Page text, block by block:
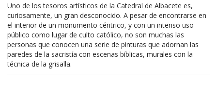
Uno de los tesoros artísticos de la Catedral de Albacete es,
curiosamente, un gran desconocido. A pesar de encontrarse en
el interior de un monumento céntrico, y con un intenso uso
público como lugar de culto católico, no son muchas las
personas que conocen una serie de pinturas que adornan las
paredes de la sacristía con escenas bíblicas, murales con la
técnica de la grisalla.